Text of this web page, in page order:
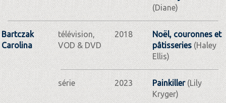
(Diane)
Bartczak
Carolina
télévision,
VOD & DVD
2018
Noël, couronnes et
pâtisseries(Haley
Ellis)
série 2023 Painkiller(Lily
Kryger)